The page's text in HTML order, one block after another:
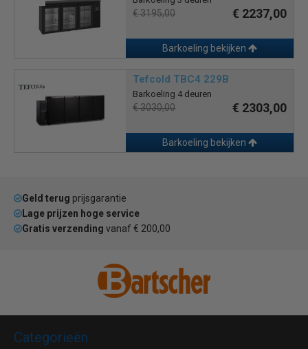
€ 3195,00 € 2237,00
Barkoeling bekijken
Tefcold TBC4 229B
Barkoeling 4 deuren
€ 3030,00 € 2303,00
Barkoeling bekijken
Geld terug prijsgarantie
Lage prijzen hoge service
Gratis verzending vanaf € 200,00
Categorieën